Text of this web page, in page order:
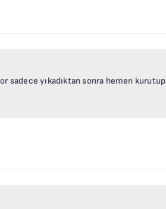
sadece yıkadıktan sonra hemen